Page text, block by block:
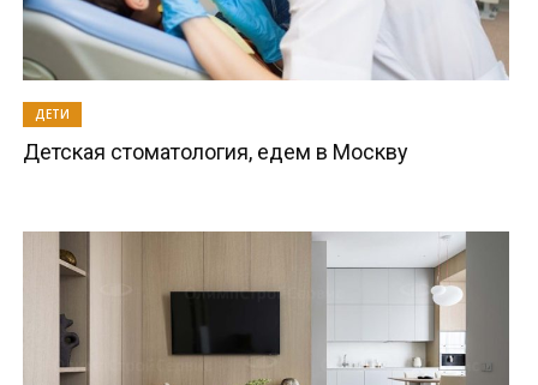
ДЕТИ
Детская стоматология, едем в Москву